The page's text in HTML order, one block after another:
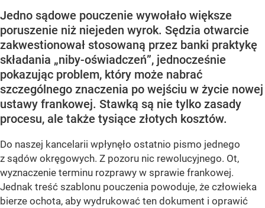
Jedno sądowe pouczenie wywołało większe
poruszenie niż niejeden wyrok. Sędzia otwarcie
zakwestionował stosowaną przez banki praktykę
składania „niby-oświadczeń”, jednocześnie
pokazując problem, który może nabrać
szczególnego znaczenia po wejściu w życie nowej
ustawy frankowej. Stawką są nie tylko zasady
procesu, ale także tysiące złotych kosztów.
Do naszej kancelarii wpłynęło ostatnio pismo jednego
z sądów okręgowych. Z pozoru nic rewolucyjnego. Ot,
wyznaczenie terminu rozprawy w sprawie frankowej.
Jednak treść szablonu pouczenia powoduje, że człowieka
bierze ochota, aby wydrukować ten dokument i oprawić